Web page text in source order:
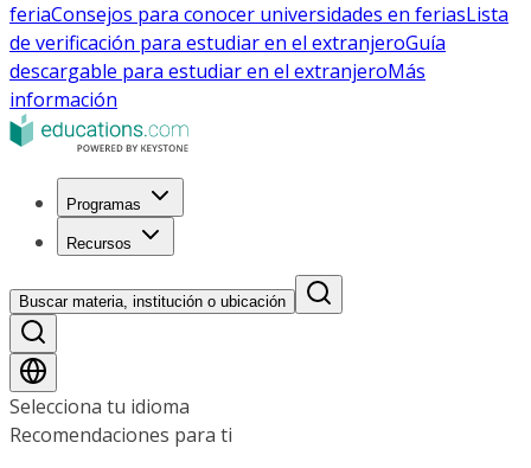
feriaConsejos para conocer universidades en feriasLista
de verificación para estudiar en el extranjeroGuía
descargable para estudiar en el extranjeroMás
información
Programas
Recursos
Buscar materia, institución o ubicación
Selecciona tu idioma
Recomendaciones para ti